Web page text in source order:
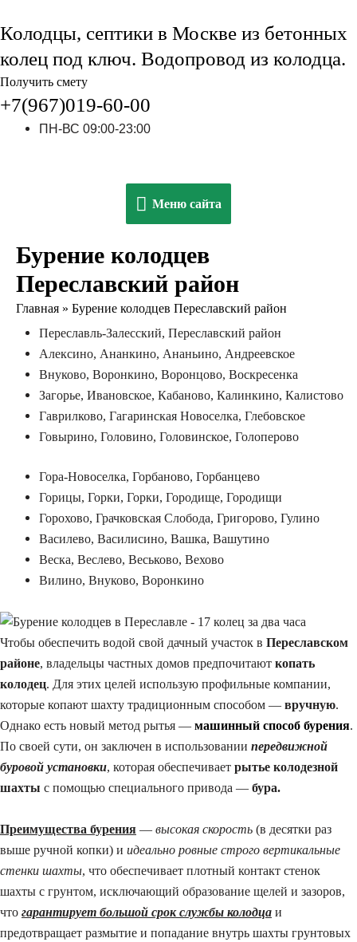
Колодцы, септики в Москве из бетонных
колец под ключ. Водопровод из колодца.
Получить смету
+7(967)019-60-00
ПН-ВС 09:00-23:00
Меню
Меню сайта
Бурение колодцев
Переславский район
Главная » Бурение колодцев Переславский район
Переславль-Залесский, Переславский район
Алексино, Ананкино, Ананьино, Андреевское
Внуково, Воронкино, Воронцово, Воскресенка
Загорье, Ивановское, Кабаново, Калинкино, Калистово
Гаврилково, Гагаринская Новоселка, Глебовское
Говырино, Головино, Головинское, Голоперово
Гора-Новоселка, Горбаново, Горбанцево
Горицы, Горки, Горки, Городище, Городищи
Горохово, Грачковская Слобода, Григорово, Гулино
Василево, Василисино, Вашка, Вашутино
Веска, Веслево, Веськово, Вехово
Вилино, Внуково, Воронкино
Чтобы обеспечить водой свой дачный участок в Переславском
районе, владельцы частных домов предпочитают копать
колодец. Для этих целей использую профильные компании,
которые копают шахту традиционным способом — вручную.
Однако есть новый метод рытья — машинный способ бурения.
По своей сути, он заключен в использовании передвижной
буровой установки, которая обеспечивает рытье колодезной
шахты с помощью специального привода — бура.
Преимущества бурения — высокая скорость (в десятки раз
выше ручной копки) и идеально ровные строго вертикальные
стенки шахты, что обеспечивает плотный контакт стенок
шахты с грунтом, исключающий образование щелей и зазоров,
что гарантирует большой срок службы колодца и
предотвращает размытие и попадание внутрь шахты грунтовых